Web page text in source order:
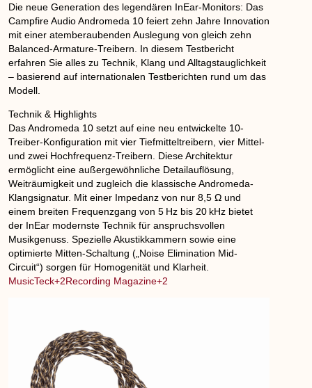
Die neue Generation des legendären InEar-Monitors: Das
Campfire Audio Andromeda 10 feiert zehn Jahre Innovation
mit einer atemberaubenden Auslegung von gleich zehn
Balanced-Armature-Treibern. In diesem Testbericht
erfahren Sie alles zu Technik, Klang und Alltagstauglichkeit
– basierend auf internationalen Testberichten rund um das
Modell.
Technik & Highlights
Das Andromeda 10 setzt auf eine neu entwickelte 10-
Treiber-Konfiguration mit vier Tiefmitteltreibern, vier Mittel-
und zwei Hochfrequenz-Treibern. Diese Architektur
ermöglicht eine außergewöhnliche Detailauflösung,
Weiträumigkeit und zugleich die klassische Andromeda-
Klangsignatur. Mit einer Impedanz von nur 8,5 Ω und
einem breiten Frequenzgang von 5 Hz bis 20 kHz bietet
der InEar modernste Technik für anspruchsvollen
Musikgenuss. Spezielle Akustikkammern sowie eine
optimierte Mitten-Schaltung („Noise Elimination Mid-
Circuit“) sorgen für Homogenität und Klarheit.
MusicTeck+2Recording Magazine+2
DE